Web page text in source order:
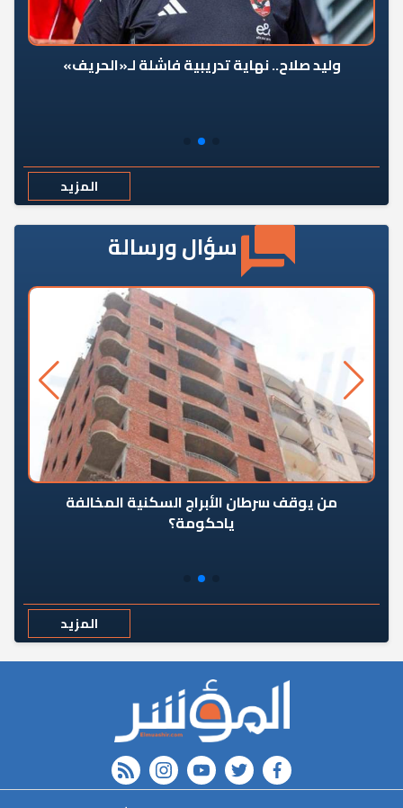
وليد صلاح.. نهاية تدريبية فاشلة لـ«الحريف»
المزيد
سؤال ورسالة
من يوقف سرطان الأبراج السكنية المخالفة
ياحكومة؟
المزيد
FACEBOOK
twitter
youtube
instagram
rss feed